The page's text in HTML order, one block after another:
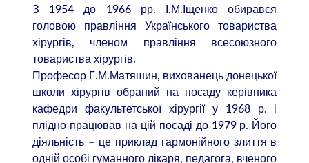
З 1954 до 1966 рр. І.М.Іщенко обирався
головою правління Українського товариства
хірургів, членом правління всесоюзного
товариства хірургів.
Професор Г.М.Матяшин, вихованець донецької
школи хірургів обраний на посаду керівника
кафедри факультетської хірургії у 1968 р. і
плідно працював на цій посаді до 1979 р. Його
діяльність – це приклад гармонійного злиття в
одній особі гуманного лікаря, педагога, вченого